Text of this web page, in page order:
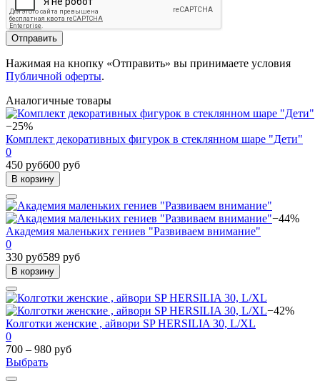
Отправить
Нажимая на кнопку «Отправить» вы принимаете условия
Публичной оферты.
Аналогичные товары
−25%
Комплект декоративных фигурок в стеклянном шаре "Дети"
0
450 руб600 руб
В корзину
−44%
Академия маленьких гениев "Развиваем внимание"
0
330 руб589 руб
В корзину
−42%
Колготки женские , айвори SP HERSILIA 30, L/XL
0
700 – 980 руб
Выбрать